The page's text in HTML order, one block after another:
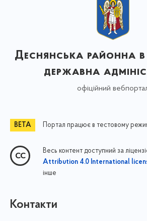
Деснянська районна в
державна
офіційний
Портал працює в тестовому
Весь контент доступний за
Attribution 4.0 International
інше
Контакти